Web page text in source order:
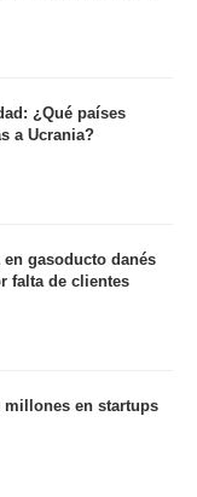
¿Qué países
a Ucrania?
gasoducto danés
falta de clientes
millones en startups